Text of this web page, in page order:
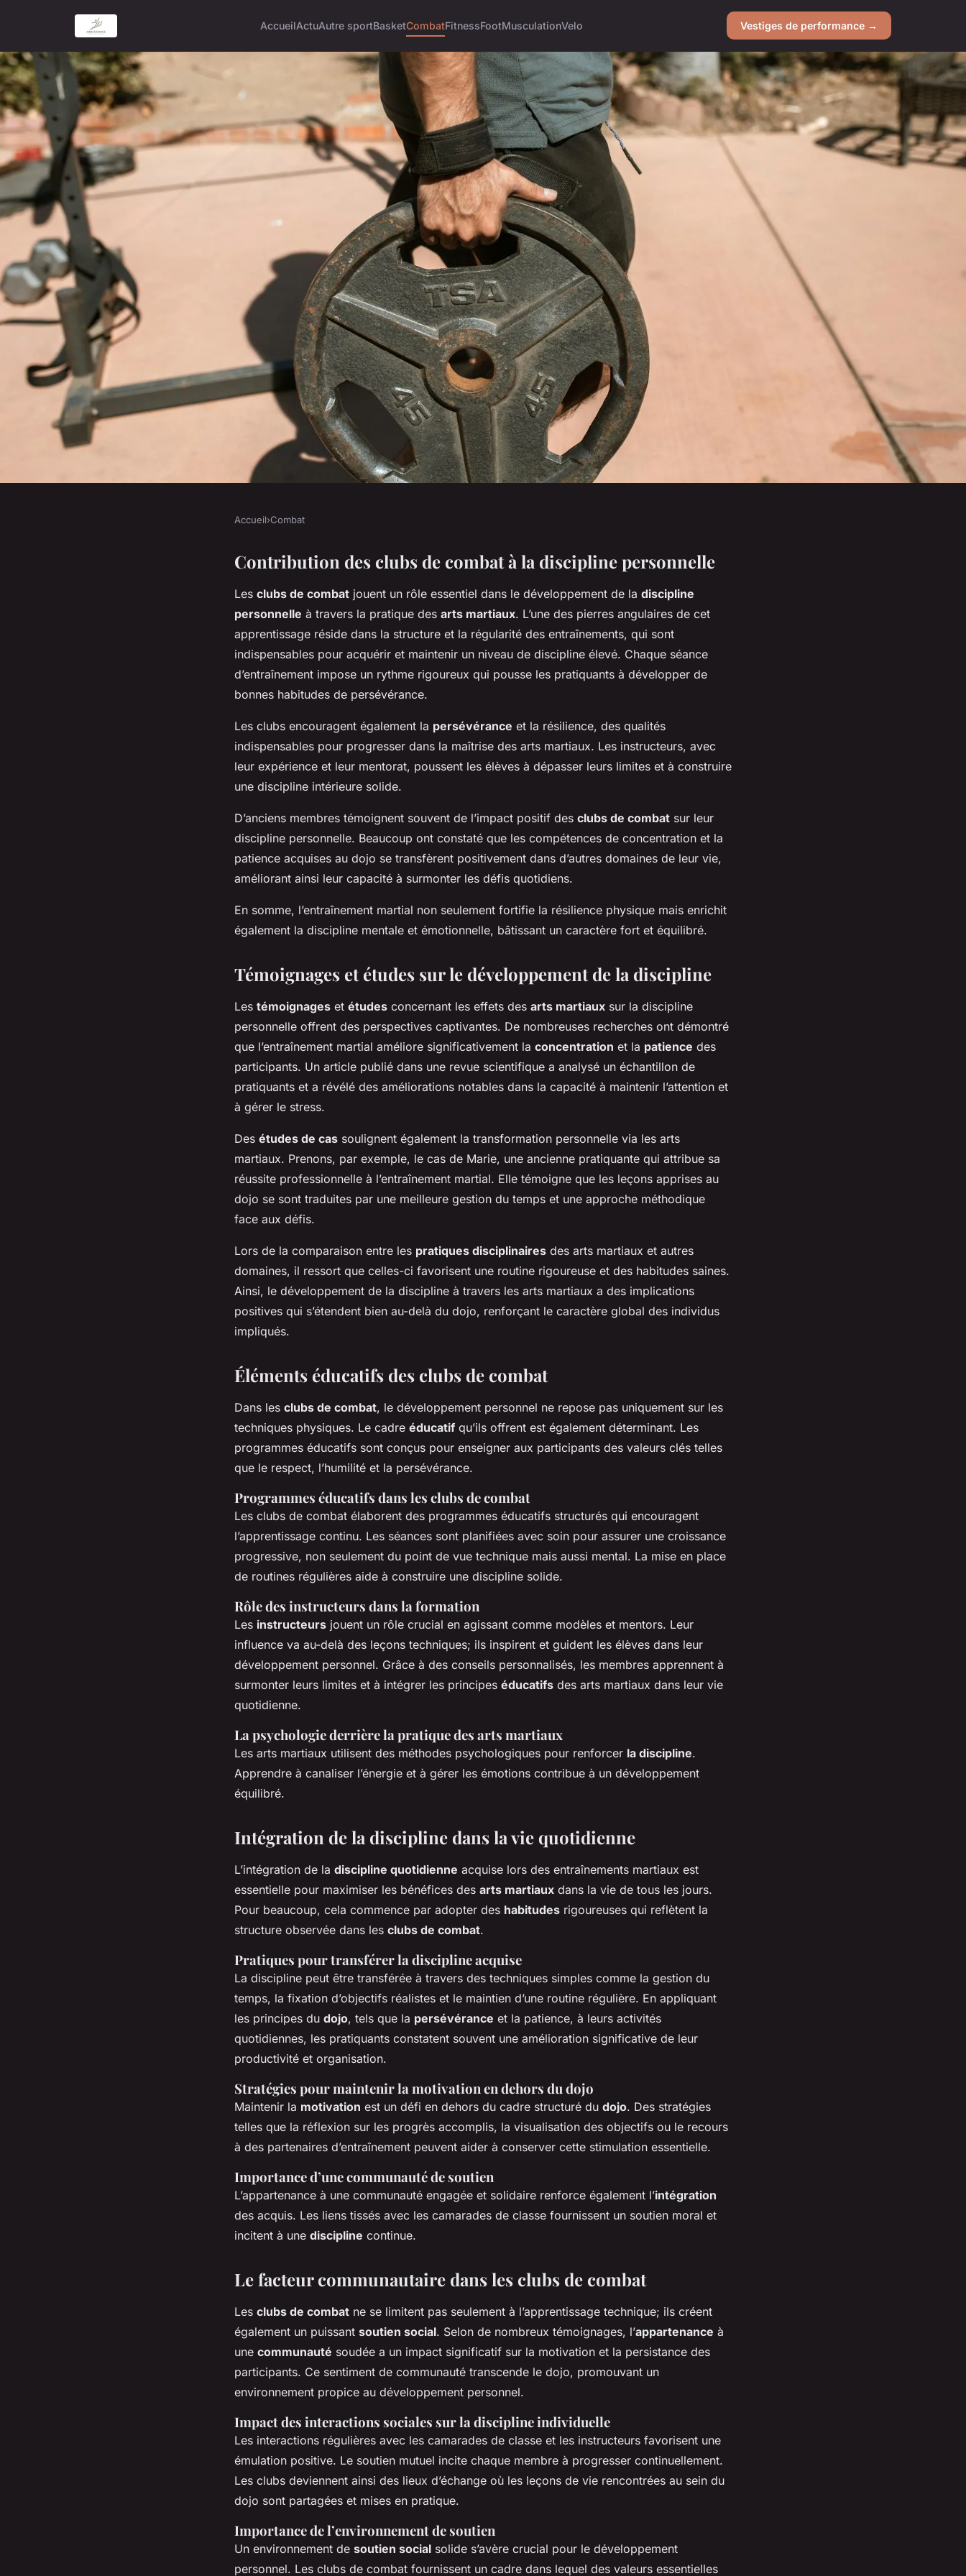
AccueilActuAutre sportBasketCombatFitnessFootMusculationVelo Vestiges de performance →
Le rôle des clubs de combat dans la
discipline personnelle
Accueil›Combat
Contribution des clubs de combat à la discipline personnelle
Les clubs de combat jouent un rôle essentiel dans le développement de la discipline
personnelle à travers la pratique des arts martiaux. L’une des pierres angulaires de cet
apprentissage réside dans la structure et la régularité des entraînements, qui sont
indispensables pour acquérir et maintenir un niveau de discipline élevé. Chaque séance
d’entraînement impose un rythme rigoureux qui pousse les pratiquants à développer de
bonnes habitudes de persévérance.
Les clubs encouragent également la persévérance et la résilience, des qualités
indispensables pour progresser dans la maîtrise des arts martiaux. Les instructeurs, avec
leur expérience et leur mentorat, poussent les élèves à dépasser leurs limites et à construire
une discipline intérieure solide.
D’anciens membres témoignent souvent de l’impact positif des clubs de combat sur leur
discipline personnelle. Beaucoup ont constaté que les compétences de concentration et la
patience acquises au dojo se transfèrent positivement dans d’autres domaines de leur vie,
améliorant ainsi leur capacité à surmonter les défis quotidiens.
En somme, l’entraînement martial non seulement fortifie la résilience physique mais enrichit
également la discipline mentale et émotionnelle, bâtissant un caractère fort et équilibré.
Témoignages et études sur le développement de la discipline
Les témoignages et études concernant les effets des arts martiaux sur la discipline
personnelle offrent des perspectives captivantes. De nombreuses recherches ont démontré
que l’entraînement martial améliore significativement la concentration et la patience des
participants. Un article publié dans une revue scientifique a analysé un échantillon de
pratiquants et a révélé des améliorations notables dans la capacité à maintenir l’attention et
à gérer le stress.
Des études de cas soulignent également la transformation personnelle via les arts
martiaux. Prenons, par exemple, le cas de Marie, une ancienne pratiquante qui attribue sa
réussite professionnelle à l’entraînement martial. Elle témoigne que les leçons apprises au
dojo se sont traduites par une meilleure gestion du temps et une approche méthodique
face aux défis.
Lors de la comparaison entre les pratiques disciplinaires des arts martiaux et autres
domaines, il ressort que celles-ci favorisent une routine rigoureuse et des habitudes saines.
Ainsi, le développement de la discipline à travers les arts martiaux a des implications
positives qui s’étendent bien au-delà du dojo, renforçant le caractère global des individus
impliqués.
Éléments éducatifs des clubs de combat
Dans les clubs de combat, le développement personnel ne repose pas uniquement sur les
techniques physiques. Le cadre éducatif qu’ils offrent est également déterminant. Les
programmes éducatifs sont conçus pour enseigner aux participants des valeurs clés telles
que le respect, l’humilité et la persévérance.
Programmes éducatifs dans les clubs de combat
Les clubs de combat élaborent des programmes éducatifs structurés qui encouragent
l’apprentissage continu. Les séances sont planifiées avec soin pour assurer une croissance
progressive, non seulement du point de vue technique mais aussi mental. La mise en place
de routines régulières aide à construire une discipline solide.
Rôle des instructeurs dans la formation
Les instructeurs jouent un rôle crucial en agissant comme modèles et mentors. Leur
influence va au-delà des leçons techniques; ils inspirent et guident les élèves dans leur
développement personnel. Grâce à des conseils personnalisés, les membres apprennent à
surmonter leurs limites et à intégrer les principes éducatifs des arts martiaux dans leur vie
quotidienne.
La psychologie derrière la pratique des arts martiaux
Les arts martiaux utilisent des méthodes psychologiques pour renforcer la discipline.
Apprendre à canaliser l’énergie et à gérer les émotions contribue à un développement
équilibré.
Intégration de la discipline dans la vie quotidienne
L’intégration de la discipline quotidienne acquise lors des entraînements martiaux est
essentielle pour maximiser les bénéfices des arts martiaux dans la vie de tous les jours.
Pour beaucoup, cela commence par adopter des habitudes rigoureuses qui reflètent la
structure observée dans les clubs de combat.
Pratiques pour transférer la discipline acquise
La discipline peut être transférée à travers des techniques simples comme la gestion du
temps, la fixation d’objectifs réalistes et le maintien d’une routine régulière. En appliquant
les principes du dojo, tels que la persévérance et la patience, à leurs activités
quotidiennes, les pratiquants constatent souvent une amélioration significative de leur
productivité et organisation.
Stratégies pour maintenir la motivation en dehors du dojo
Maintenir la motivation est un défi en dehors du cadre structuré du dojo. Des stratégies
telles que la réflexion sur les progrès accomplis, la visualisation des objectifs ou le recours
à des partenaires d’entraînement peuvent aider à conserver cette stimulation essentielle.
Importance d’une communauté de soutien
L’appartenance à une communauté engagée et solidaire renforce également l’intégration
des acquis. Les liens tissés avec les camarades de classe fournissent un soutien moral et
incitent à une discipline continue.
Le facteur communautaire dans les clubs de combat
Les clubs de combat ne se limitent pas seulement à l’apprentissage technique; ils créent
également un puissant soutien social. Selon de nombreux témoignages, l’appartenance à
une communauté soudée a un impact significatif sur la motivation et la persistance des
participants. Ce sentiment de communauté transcende le dojo, promouvant un
environnement propice au développement personnel.
Impact des interactions sociales sur la discipline individuelle
Les interactions régulières avec les camarades de classe et les instructeurs favorisent une
émulation positive. Le soutien mutuel incite chaque membre à progresser continuellement.
Les clubs deviennent ainsi des lieux d’échange où les leçons de vie rencontrées au sein du
dojo sont partagées et mises en pratique.
Importance de l’environnement de soutien
Un environnement de soutien social solide s’avère crucial pour le développement
personnel. Les clubs de combat fournissent un cadre dans lequel des valeurs essentielles